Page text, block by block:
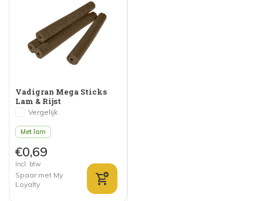
Vadigran Mega Sticks
Lam & Rijst
Vergelijk
Met lam
€0,69
Incl. btw
Spaar met My
Loyalty